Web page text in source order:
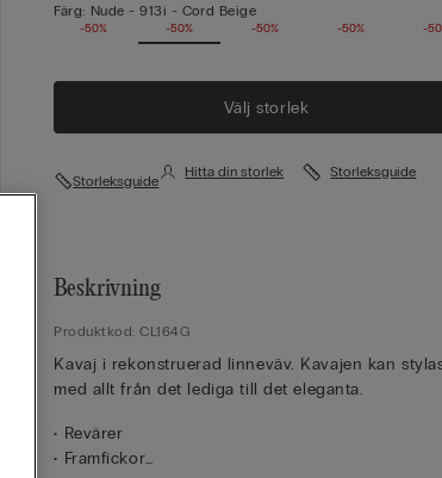
Färg: Nude -913i - Cord Beige
-50% -50% -50% -50% -
Välj storlek
Storleksguide
Hitta din storlek Storleksguide
Beskrivning
Produktkod: CL164G
Kavaj i rekonstruerad linneväv. Kavajen kan
med allt från det lediga till det eleganta.
• Revärer
• Framfickor